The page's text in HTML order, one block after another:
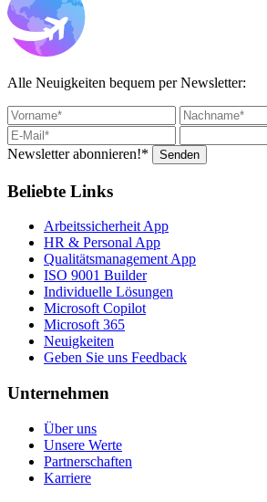
Alle Neuigkeiten bequem per Newsletter:
Newsletter abonnieren!*
Senden
Beliebte Links
Arbeitssicherheit App
HR & Personal App
Qualitätsmanagement App
ISO 9001 Builder
Individuelle Lösungen
Microsoft Copilot
Microsoft 365
Neuigkeiten
Geben Sie uns Feedback
Unternehmen
Über uns
Unsere Werte
Partnerschaften
Karriere